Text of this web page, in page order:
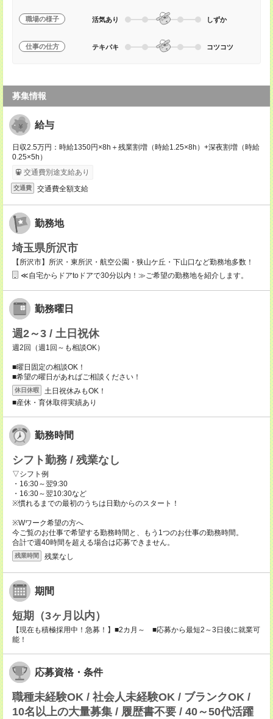
職場の様子 活気あり しずか
仕事の仕方 テキパキ コツコツ
募集情報
給与
日収2.5万円：時給1350円×8h＋残業割増（時給1.25×8h）+深夜割増（時給
0.25×5h）
交通費別途支給あり
交通費 交通費全額支給
勤務地
埼玉県所沢市
【所沢市】所沢・東所沢・航空公園・狭山ケ丘・下山口など勤務地多数！
≪自宅からドアtoドアで30分以内！≫ご希望の勤務地を紹介します。
勤務曜日
週2～3 / 土日祝休
週2回（週1回～も相談OK）
■曜日固定の相談OK！
■希望の曜日があればご相談ください！
休日休暇
土日祝休みもOK！
■産休・育休取得実績あり
勤務時間
シフト勤務 / 残業なし
▽シフト例
・16:30～翌9:30
・16:30～翌10:30など
※慣れるまでの最初のうちは日勤からのスタート！
※Wワーク希望の方へ
今ご覧のお仕事で希望する勤務時間と、もう1つのお仕事の勤務時間。
合計で週40時間を超える場合は応募できません。
残業時間 残業なし
期間
短期（3ヶ月以内）
【現在も積極採用中！急募！】■2カ月～ ■応募から最短2～3日後に就業可
能！
応募資格・条件
職種未経験OK / 社会人未経験OK / ブランクOK /
10名以上の大量募集 / 履歴書不要 / 40～50代活躍